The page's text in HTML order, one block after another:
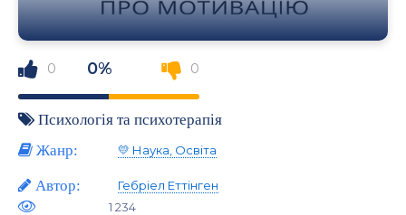
0 0% 0
Психологія та психотерапія
Жанр:
💛 Наука, Освіта
Автор:
Гебріел Еттінген
1 234